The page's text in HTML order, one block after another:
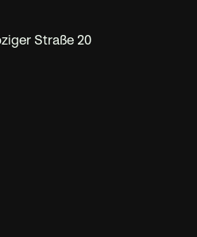
Straße 20